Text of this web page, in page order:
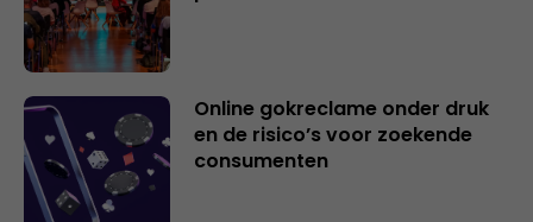
Online gokreclame onder druk
en de risico’s voor zoekende
consumenten